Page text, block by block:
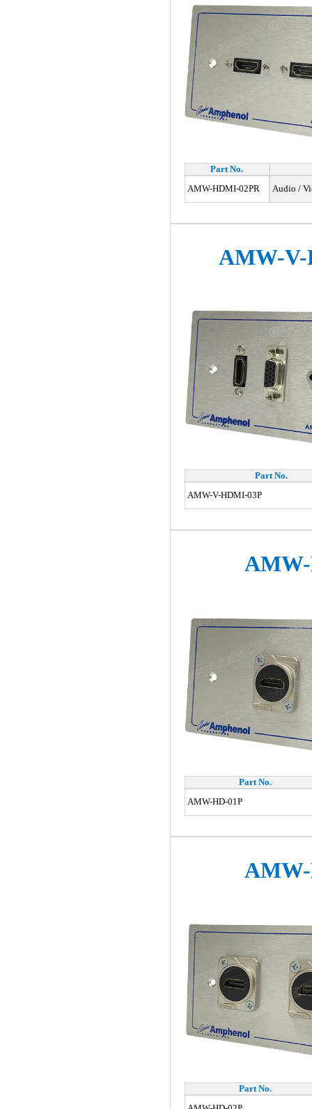
Part No.
AMW-HDMI-02PR
Audio /
AMW-
Part No.
AMW-V-HDMI-03P
Part No.
AMW-HD-01P
Part No.